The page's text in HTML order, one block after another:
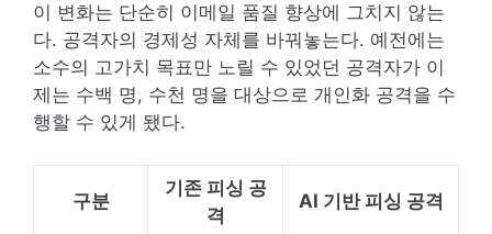
이 변화는 단순히 이메일 품질 향상에 그치지 않는
다. 공격자의 경제성 자체를 바꿔놓는다. 예전에는
소수의 고가치 목표만 노릴 수 있었던 공격자가 이
제는 수백 명, 수천 명을 대상으로 개인화 공격을 수
행할 수 있게 됐다.
구분
기존 피싱 공
격
AI 기반 피싱 공격